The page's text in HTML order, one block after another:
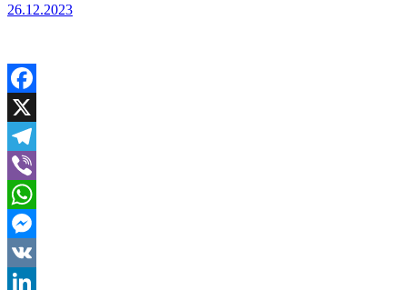
26.12.2023
Facebook
X
Telegram
Viber
WhatsApp
Messenger
VK